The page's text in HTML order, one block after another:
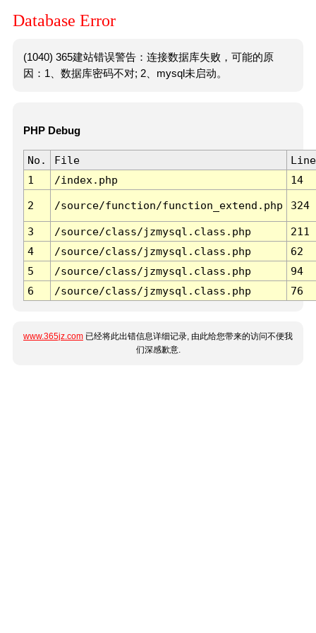
Database Error
(1040) 365建站错误警告：连接数据库失败，可能的原
因：1、数据库密码不对; 2、mysql未启动。
PHP Debug
No. File
Line
1
/index.php 14
2 /source/function/function_extend.php 324
3 /source/class/jzmysql.class.php
211
4
/source/class/jzmysql.class.php
62
5
/source/class/jzmysql.class.php
94
6
/source/class/jzmysql.class.php 76
www.365jz.com 已经将此出错信息详细记录, 由此给您带来的访问不便我
们深感歉意.